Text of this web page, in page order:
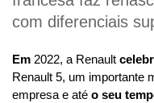
com diferenciais
Em 2022, a Renault
Renault 5, um importante
empresa e até o seu